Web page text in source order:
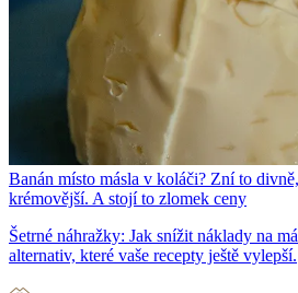
Banán místo másla v koláči? Zní to
krémovější. A stojí to zlomek ceny
Šetrné náhražky: Jak snížit náklady na
alternativ, které vaše recepty ještě vylepší.